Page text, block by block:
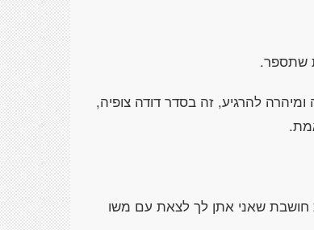
שתספר.
להרגיע, זה בסדר דודה צופיה,
חושבת שאני אתן לך לצאת עם משו